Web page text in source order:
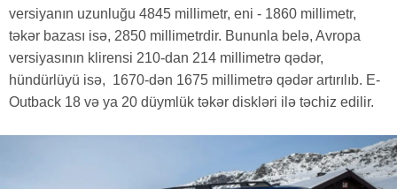
versiyanın uzunluğu 4845 millimetr, eni - 1860 millimetr,
təkər bazası isə, 2850 millimetrdir. Bununla belə, Avropa
versiyasının klirensi 210-dan 214 millimetrə qədər,
hündürlüyü isə, 1670-dən 1675 millimetrə qədər artırılıb. E-
Outback 18 və ya 20 düymlük təkər diskləri ilə təchiz edilir.